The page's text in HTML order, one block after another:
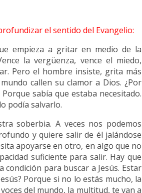
el sentido del Evangelio:
empieza a gritar en medio de la
la vergüenza, vence el miedo,
Pero el hombre insiste, grita más
callen su clamor a Dios. ¿Por
sabía que estaba necesitado.
podía salvarlo.
soberbia. A veces nos podemos
y quiere salir de él jalándose
apoyarse en otro, en algo que no
suficiente para salir. Hay que
condición para buscar a Jesús. Estar
Porque si no lo estás mucho, la
del mundo, la multitud, te van a